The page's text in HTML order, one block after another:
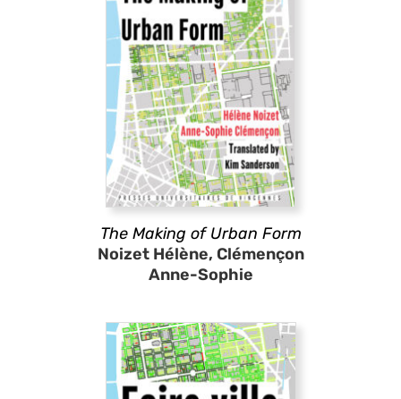
The Making of Urban Form
Noizet Hélène, Clémençon
Anne-Sophie